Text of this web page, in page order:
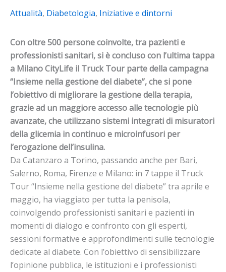
Attualità, Diabetologia, Iniziative e dintorni
Con oltre 500 persone coinvolte, tra pazienti e
professionisti sanitari, si è concluso con l’ultima tappa
a Milano CityLife il Truck Tour parte della campagna
“Insieme nella gestione del diabete”, che si pone
l’obiettivo di migliorare la gestione della terapia,
grazie ad un maggiore accesso alle tecnologie più
avanzate, che utilizzano sistemi integrati di misuratori
della glicemia in continuo e microinfusori per
l’erogazione dell’insulina.
Da Catanzaro a Torino, passando anche per Bari,
Salerno, Roma, Firenze e Milano: in 7 tappe il Truck
Tour “Insieme nella gestione del diabete” tra aprile e
maggio, ha viaggiato per tutta la penisola,
coinvolgendo professionisti sanitari e pazienti in
momenti di dialogo e confronto con gli esperti,
sessioni formative e approfondimenti sulle tecnologie
dedicate al diabete. Con l’obiettivo di sensibilizzare
l’opinione pubblica, le istituzioni e i professionisti